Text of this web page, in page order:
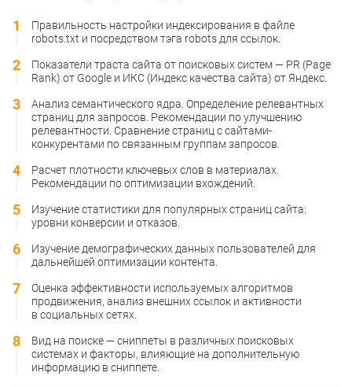
Правильность настройки индексирования в файле
robots.txt и посредством тэга robots для ссылок.
Показатели траста сайта от поисковых систем — PR (Page
Rank) от Google и ИКС (Индекс качества сайта) от Яндекс.
Анализ семантического ядра. Определение релевантных
страниц для запросов. Рекомендации по улучшению
релевантности. Сравнение страниц с сайтами-
конкурентами по связанным группам запросов.
Расчет плотности ключевых слов в материалах.
Рекомендации по оптимизации вхождений.
Изучение статистики для популярных страниц сайта:
уровни конверсии и отказов.
Изучение демографических данных пользователей для
дальнейшей оптимизации контента.
Оценка эффективности используемых алгоритмов
продвижения, анализ внешних ссылок и активности
в социальных сетях.
Вид на поиске — сниппеты в различных поисковых
системах и факторы, влияющие на дополнительную
информацию в сниппете.